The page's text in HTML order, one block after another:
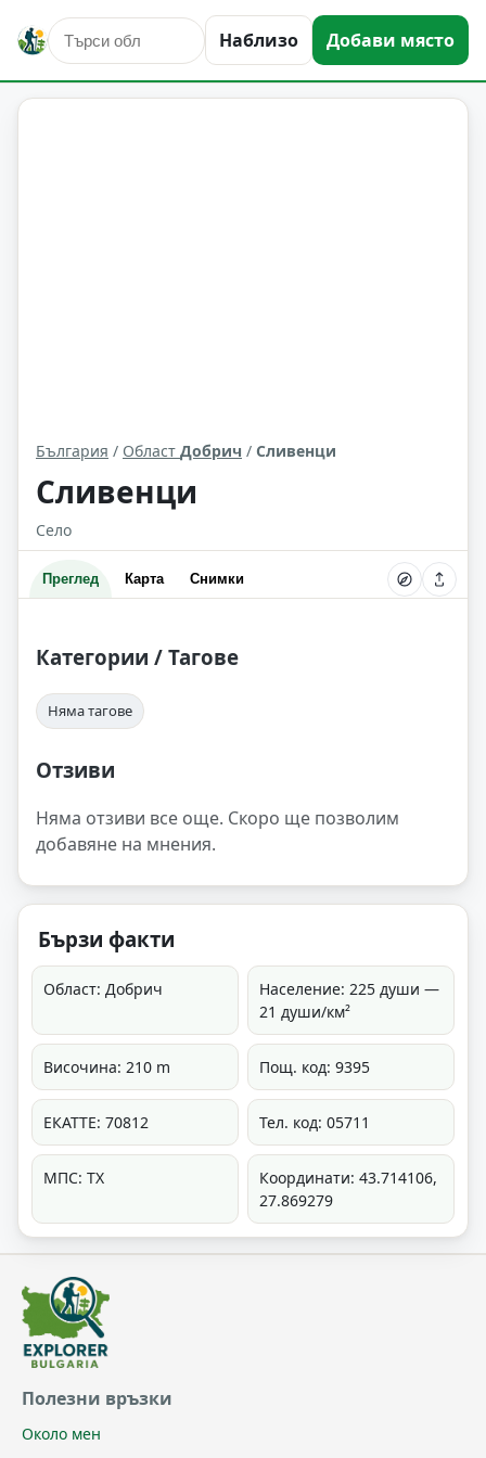
Наблизо Добави място
Сливенци Област: Добрич
България / Област Добрич / Сливенци
Сливенци
Село
Преглед Карта Снимки
Категории / Тагове
Няма тагове
Отзиви
Няма отзиви все още. Скоро ще позволим
добавяне на мнения.
Бързи факти
Област: Добрич
Население: 225 души —
21 души/км²
Височина: 210 m Пощ. код: 9395
ЕКАТТЕ: 70812 Тел. код: 05711
МПС: ТХ
Координати: 43.714106,
27.869279
Полезни връзки
Около мен